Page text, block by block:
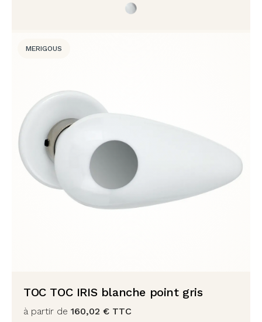
MERIGOUS
TOC TOC IRIS blanche point gris
à partir de 160,02 € TTC